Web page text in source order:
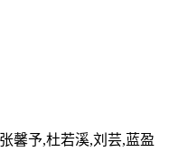
馨予,杜若溪,刘芸,蓝盈